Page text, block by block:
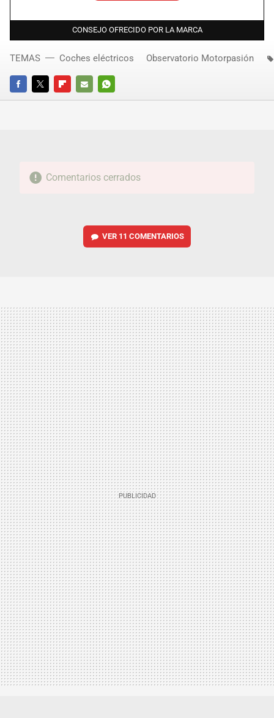
CONSEJO OFRECIDO POR LA MARCA
FACEBOOKTWITTERFLIPBOARD
E-
WHATSAPP
TEMAS Coches eléctricos Observatorio Motorpasión
Comentarios cerrados
VER 11 COMENTARIOS